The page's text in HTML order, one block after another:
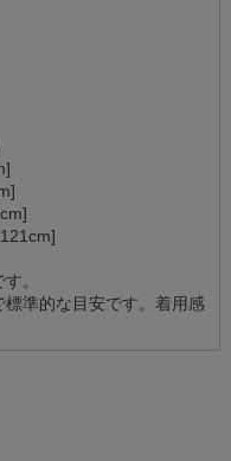
。
準的な目安です。着用感